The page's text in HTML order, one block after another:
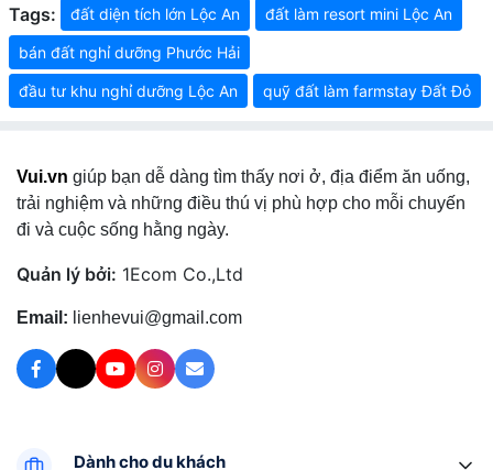
Tags: đất diện tích lớn Lộc An đất làm resort mini Lộc An
bán đất nghỉ dưỡng Phước Hải
đầu tư khu nghỉ dưỡng Lộc An quỹ đất làm farmstay Đất Đỏ
Vui.vn giúp bạn dễ dàng tìm thấy nơi ở, địa điểm ăn uống,
trải nghiệm và những điều thú vị phù hợp cho mỗi chuyến
đi và cuộc sống hằng ngày.
Quản lý bởi: 1Ecom Co.,Ltd
Email: lienhevui@gmail.com
Dành cho du khách